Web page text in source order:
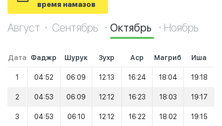
время намазов
Август Сентябрь Октябрь Ноябрь
Дата Фаджр Шурук Зухр Аср Магриб Иша
1 04:52 06:09 12:13 16:24 18:04 19:18
2 04:53 06:09 12:12 16:23 18:03 19:17
3 04:53 06:10 12:12 16:22 18:02 19:15